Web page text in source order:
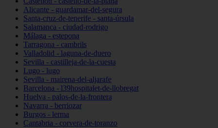
Alicante - guardamar-del-segura
Santa-cruz-de-tenerife - santa-úrsula
Salamanca - ciudad-rodrigo
Málaga - estepona
Tarragona - cambrils
Valladolid - laguna-de-duero
Sevilla - castilleja-de-la-cuesta
Lugo - lugo
Sevilla - mairena-del-aljarafe
Barcelona - l39hospitalet-de-llobregat
Huelva - palos-de-la-frontera
Navarra - berriozar
Burgos - lerma
Cantabria - corvera-de-toranzo